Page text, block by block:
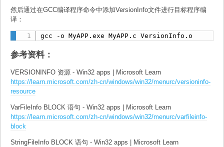
然后通过在GCC编译程序命令中添加VersionInfo文件进行目标程序编
译：
gcc -o MyAPP.exe MyAPP.c VersionInfo.o
参考资料：
VERSIONINFO 资源 - Win32 apps | Microsoft Learn
https://learn.microsoft.com/zh-cn/windows/win32/menurc/versioninfo-
resource
VarFileInfo BLOCK 语句 - Win32 apps | Microsoft Learn
https://learn.microsoft.com/zh-cn/windows/win32/menurc/varfileinfo-
block
StringFileInfo BLOCK 语句 - Win32 apps | Microsoft Learn